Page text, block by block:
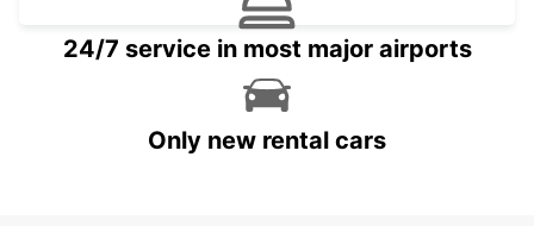
24/7 service in most major airports
Only new rental cars